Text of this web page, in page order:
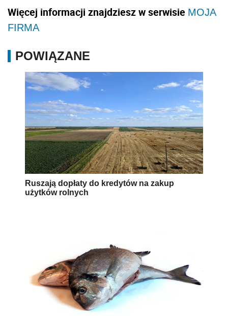
Więcej informacji znajdziesz w serwisie MOJA
FIRMA
POWIĄZANE
Ruszają dopłaty do kredytów na zakup
użytków rolnych